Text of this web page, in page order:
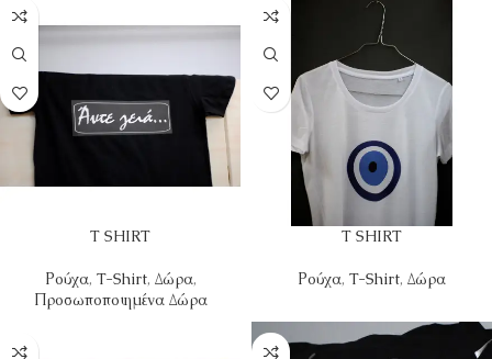
T SHIRT
Ρούχα, T-Shirt, Δώρα,
Προσωποποιημένα Δώρα
T SHIRT
Ρούχα, T-Shirt, Δώρα